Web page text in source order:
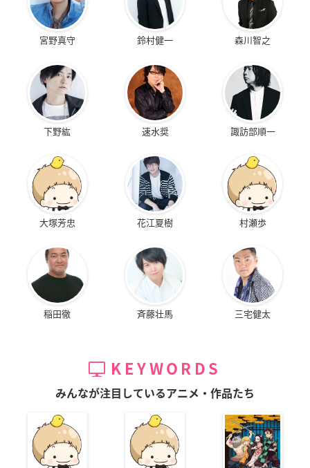
宮野真守 鈴村健一 森川智之
下野紘 速水奨 諏訪部順一
大塚芳忠 花江夏樹 村瀬歩
稲田徹 斉藤壮馬 三宅健太
KEYWORDS
みんなが注目しているアニメ・作品たち